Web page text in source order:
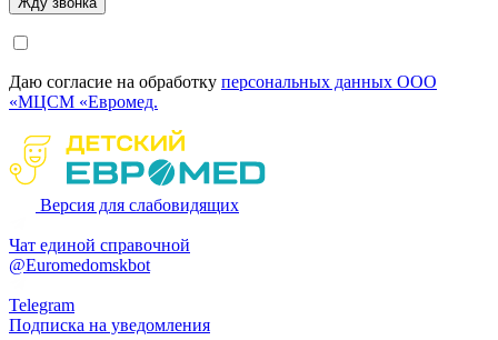
Даю согласие на обработку персональных данных ООО
«МЦСМ «Евромед.
Версия для слабовидящих
Чат единой справочной
@Euromedomskbot
Telegram
Подписка на уведомления